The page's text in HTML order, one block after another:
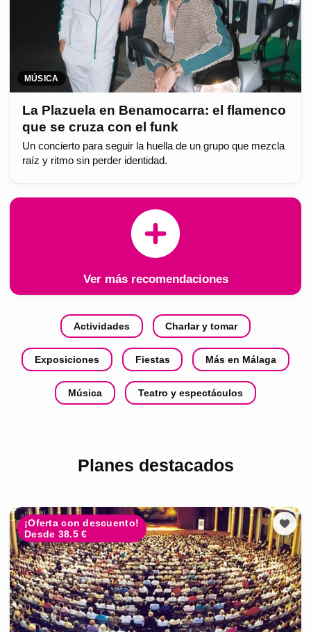
MÚSICA
La Plazuela en Benamocarra: el flamenco
que se cruza con el funk
Un concierto para seguir la huella de un grupo que mezcla
raíz y ritmo sin perder identidad.
Ver más recomendaciones
Actividades Charlar y tomar
Exposiciones Fiestas Más en Málaga
Música Teatro y espectáculos
Planes destacados
¡Oferta con descuento!
Desde 38.5 €